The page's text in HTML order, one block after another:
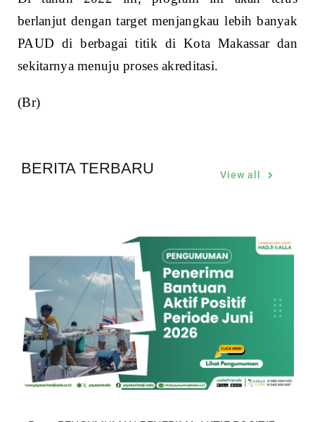
berlanjut dengan target menjangkau lebih banyak
PAUD di berbagai titik di Kota Makassar dan
sekitarnya menuju proses akreditasi.
(Br)
BERITA TERBARU View all